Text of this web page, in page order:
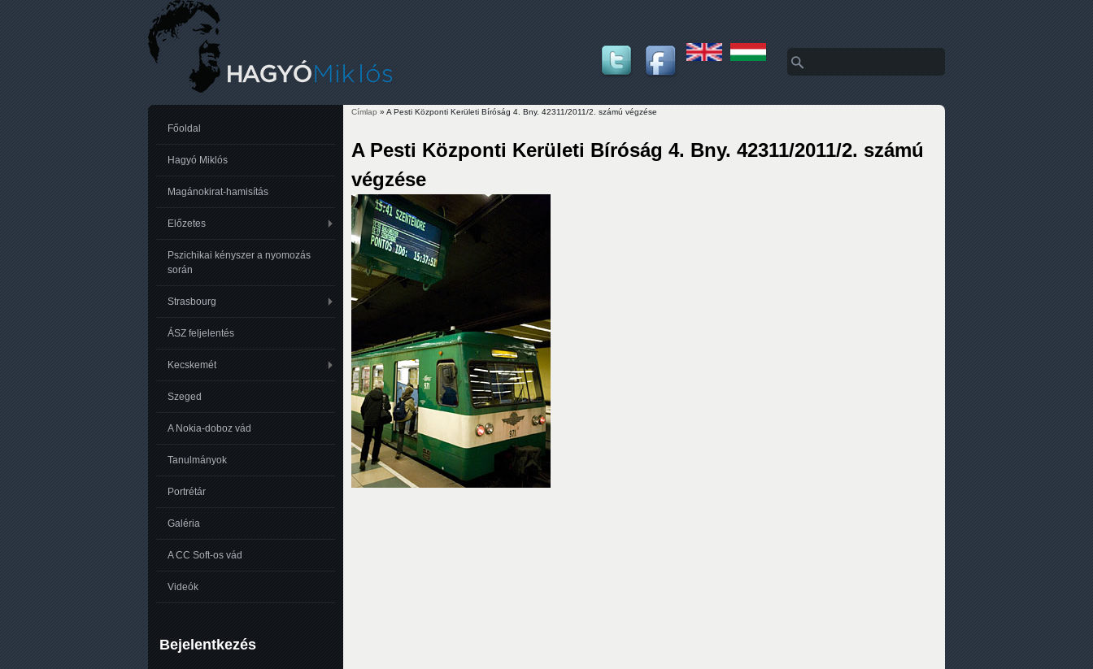
Keresés űrlap
Keresés
Címlap » A Pesti Központi Kerületi Bíróság 4. Bny. 42311/2011/2. számú végzése
A Pesti Központi Kerületi Bíróság 4. Bny. 42311/2011/2. számú
végzése
Főoldal
Hagyó Miklós
Magánokirat-hamisítás
Előzetes
Pszichikai kényszer a nyomozás
során
Strasbourg
ÁSZ feljelentés
Kecskemét
Szeged
A Nokia-doboz vád
Tanulmányok
Portrétár
Galéria
A CC Soft-os vád
Videók
Bejelentkezés